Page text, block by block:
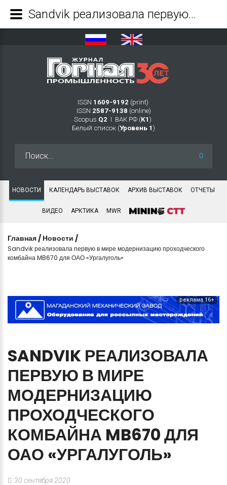
ISSN 1609-9192 (print)
ISSN 2587-9138 (online)
Scopus Q2 Ι ВАК РФ (K1 )
Белый список (Уровень 1 )
НОВОСТИ КАЛЕНДАРЬ ВЫСТАВОК АРХИВ ВЫСТАВОК ОТЧЕТЫ
ВИДЕО АРКТИКА MWR
Главная / Новости /
Sandvik реализовала первую в мире модернизацию проходческого
комбайна MB670 для ОАО «Ургалуголь»
реклама 16+
SANDVIK РЕАЛИЗОВАЛА
ПЕРВУЮ В МИРЕ
МОДЕРНИЗАЦИЮ
ПРОХОДЧЕСКОГО
КОМБАЙНА MB670ДЛЯ
ОАО «УРГАЛУГОЛЬ»
30 сентября 2020
Sandvik реализовала первую в мире модернизацию проходческого комбайна MB670 для ОАО «Ургалуголь» - Журнал Горная промышленность